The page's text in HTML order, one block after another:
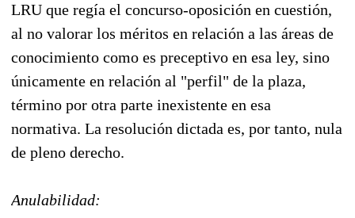
LRU que regía el concurso-oposición en cuestión,
al no valorar los méritos en relación a las áreas de
conocimiento como es preceptivo en esa ley, sino
únicamente en relación al "perfil" de la plaza,
término por otra parte inexistente en esa
normativa. La resolución dictada es, por tanto, nula
de pleno derecho.
Anulabilidad: